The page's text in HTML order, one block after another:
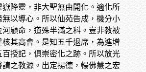
嶽降靈，非大聖無由開化。適化所
無以導心。所以仙苑告成，機分小
河顧命，道殊半滿之科。豈非教被
核其高會。是知五千退席，為進增
百授記，俱崇密化之跡。所以放光
請之教源。出定揚德，暢佛慧之宏